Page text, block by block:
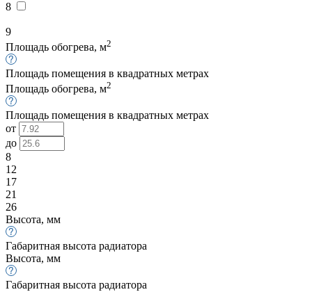
8
9
Площадь обогрева, м2
Площадь помещения в квадратных метрах
Площадь обогрева, м2
Площадь помещения в квадратных метрах
от
до
8
12
17
21
26
Высота, мм
Габаритная высота радиатора
Высота, мм
Габаритная высота радиатора